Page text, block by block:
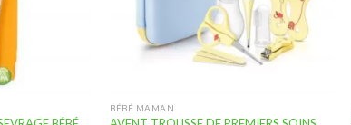
BÉBÉ MAMAN